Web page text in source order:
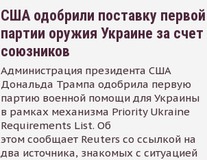
США одобрили поставку первой
партии оружия Украине за счет
союзников
Администрация президента США
Дональда Трампа одобрила первую
партию военной помощи для Украины
в рамках механизма Priority Ukraine
Requirements List. Об
этом сообщает Reuters со ссылкой на
два источника, знакомых с ситуацией